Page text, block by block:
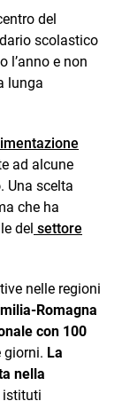
del
scolastico
l’anno e non
lunga
ad alcune
. Una scelta
che ha
del settore
nelle regioni
Romagna
con 100
giorni. La
nella
istituti